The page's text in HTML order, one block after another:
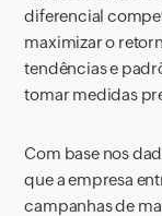
diferencial
maximizar o
tendências e
tomar medidas
Com base nos
que a empresa
campanhas de